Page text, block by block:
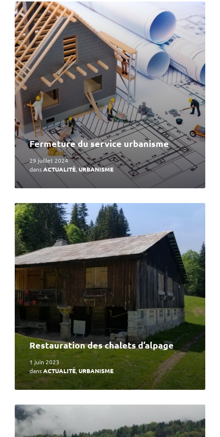
Fermeture du service urbanisme
29 juillet 2024
dansACTUALITÉ,URBANISME
En
lire
plus
Restauration des chalets d’alpage
1 juin 2023
dansACTUALITÉ,URBANISME
En
lire
plus
En
lire
plus